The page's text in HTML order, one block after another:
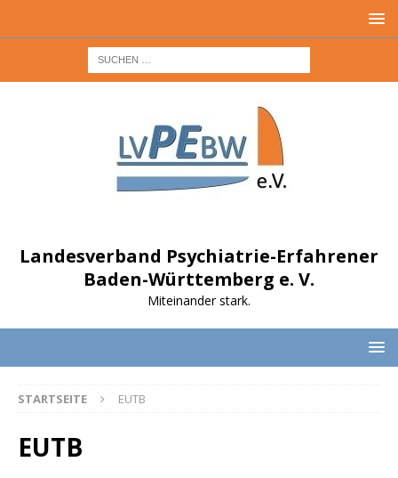
Landesverband Psychiatrie-Erfahrener
Baden-Württemberg e. V.
Miteinander stark.
STARTSEITE EUTB
EUTB